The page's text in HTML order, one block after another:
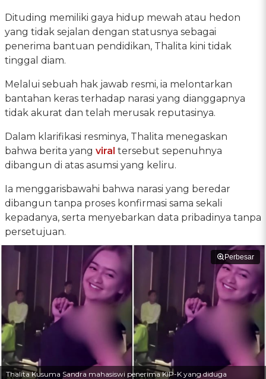
Dituding memiliki gaya hidup mewah atau hedon
yang tidak sejalan dengan statusnya sebagai
penerima bantuan pendidikan, Thalita kini tidak
tinggal diam.
Melalui sebuah hak jawab resmi, ia melontarkan
bantahan keras terhadap narasi yang dianggapnya
tidak akurat dan telah merusak reputasinya.
Dalam klarifikasi resminya, Thalita menegaskan
bahwa berita yang viral tersebut sepenuhnya
dibangun di atas asumsi yang keliru.
Ia menggarisbawahi bahwa narasi yang beredar
dibangun tanpa proses konfirmasi sama sekali
kepadanya, serta menyebarkan data pribadinya tanpa
persetujuan.
Perbesar
Thalita Kusuma Sandra mahasiswi penerima KIP-K yang diduga